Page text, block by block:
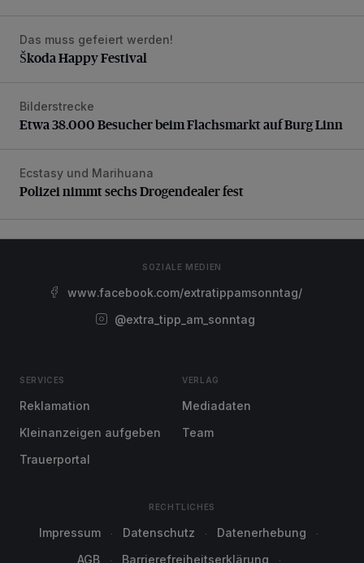
Škoda Happy Festival
Das muss gefeiert werden!
Škoda Happy Festival
Etwa 38.000 Besucher beim Flachsmarkt auf Burg Linn
Bilderstrecke
Etwa 38.000 Besucher beim Flachsmarkt auf Burg Linn
Polizei nimmt sechs Drogendealer fest
Ecstasy und Marihuana
Polizei nimmt sechs Drogendealer fest
SOZIALE MEDIEN
www.facebook.com/extratippamsonntag/
@extra_tipp_am_sonntag
SERVICES
Reklamation
Kleinanzeigen aufgeben
Trauerportal
VERLAG
Mediadaten
Team
RECHTLICHES
Impressum Datenschutz
Datenerhebung
AGB
Barrierefreiheitserklärung